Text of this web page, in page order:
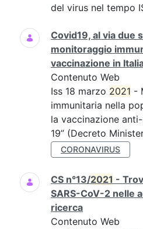
del virus nel tempo
Covid19, al via due
monitoraggio
vaccinazione in
Contenuto Web
Iss 18 marzo 2021 -
immunitaria nella
la vaccinazione
19” (Decreto
CORONAVIRUS
CS n°13/2021 -
SARS-CoV-2 nelle
ricerca
Contenuto Web